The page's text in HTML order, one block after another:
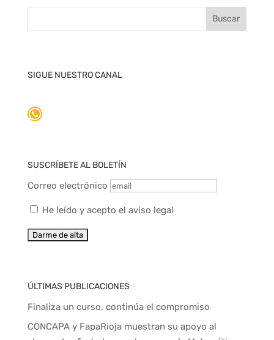
SIGUE NUESTRO CANAL
WhatsApp
SUSCRÍBETE AL BOLETÍN
Correo electrónico
He leído y acepto el aviso legal
ÚLTIMAS PUBLICACIONES
Finaliza un curso, continúa el compromiso
CONCAPA y FapaRioja muestran su apoyo al